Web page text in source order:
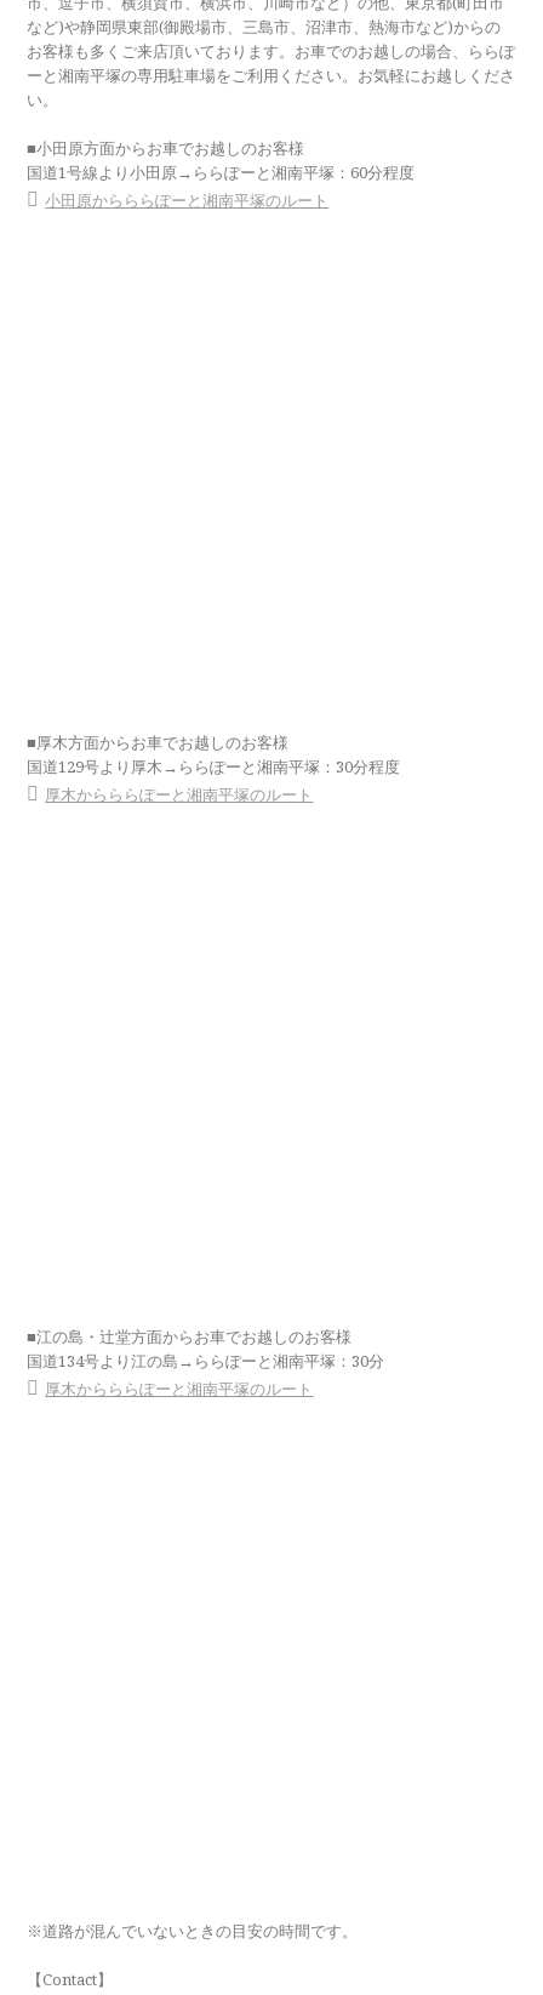
など)や静岡県東部(御殿場市、三島市、沼津市、熱海市など)からの
お客様も多くご来店頂いております。お車でのお越しの場合、ららぽ
ーと湘南平塚の専用駐車場をご利用ください。お気軽にお越しくださ
い。
■小田原方面からお車でお越しのお客様
国道1号線より小田原→ららぽーと湘南平塚：60分程度
小田原からららぽーと湘南平塚のルート
■厚木方面からお車でお越しのお客様
国道129号より厚木→ららぽーと湘南平塚：30分程度
厚木からららぽーと湘南平塚のルート
■江の島・辻堂方面からお車でお越しのお客様
国道134号より江の島→ららぽーと湘南平塚：30分
厚木からららぽーと湘南平塚のルート
※道路が混んでいないときの目安の時間です。
【Contact】